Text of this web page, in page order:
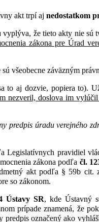
akt trpí aj nedostatkom
vyplýva, že tieto akty nie sú
zákona pre Úrad
všeobecne záväzným
to aj dozvie, popiera to).
doslova im
predpis úradu verejného
Legislatívnych pravidiel
zákona podľa čl.
akt podľa § 59b cit.
so zákonom.
Ústavy SR, kde Ústavný
prípade znamená, že
predpis označený ako